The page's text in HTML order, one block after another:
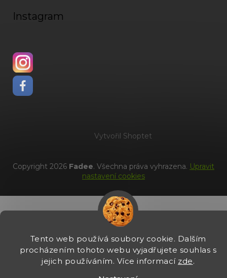
Tento web používá soubory cookie. Dalším
procházením tohoto webu vyjadřujete souhlas s
jejich používáním. Více informací zde.
Instagram
Vytvořil Shoptet
Copyright 2026 Fadee. Všechna práva vyhrazena. Upravit
nastavení cookies